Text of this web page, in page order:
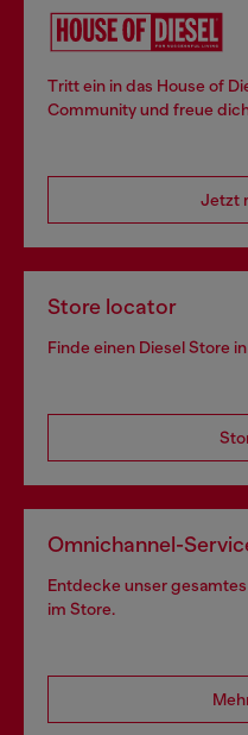
Tritt ein in das House of
Community und freue
Jetzt
Store locator
Finde einen Diesel Store
Omnichannel-
Entdecke unser
im Store.